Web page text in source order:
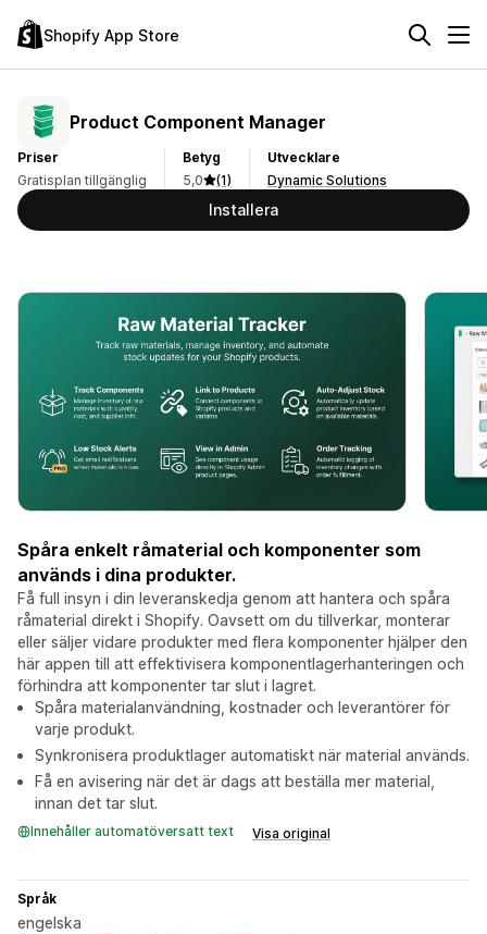
Shopify App Store
Product Component Manager
Priser
Gratisplan tillgänglig
Betyg
5,0
(1)
Utvecklare
Dynamic Solutions
Installera
Spåra enkelt råmaterial och komponenter som
används i dina produkter.
Få full insyn i din leveranskedja genom att hantera och spåra
råmaterial direkt i Shopify. Oavsett om du tillverkar, monterar
eller säljer vidare produkter med flera komponenter hjälper den
här appen till att effektivisera komponentlagerhanteringen och
förhindra att komponenter tar slut i lagret.
Spåra materialanvändning, kostnader och leverantörer för
varje produkt.
Synkronisera produktlager automatiskt när material används.
Få en avisering när det är dags att beställa mer material,
innan det tar slut.
Innehåller automatöversatt text Visa original
Språk
engelska